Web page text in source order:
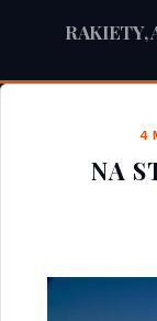
RAKIETY,
4
NA